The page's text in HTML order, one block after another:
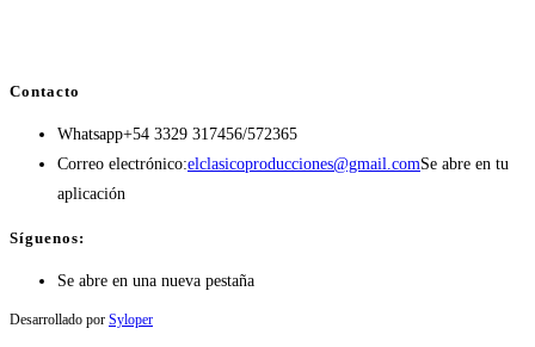
Contacto
Whatsapp+54 3329 317456/572365
Correo electrónico:elclasicoproducciones@gmail.comSe abre en tu
aplicación
Síguenos:
Se abre en una nueva pestaña
Desarrollado por Syloper